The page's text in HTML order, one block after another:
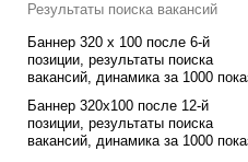
Результаты поиска вакансий
Баннер 320 x 100 после 6-й
позиции, результаты поиска
вакансий, динамика за 1000
Баннер 320x100 после 12-й
позиции, результаты поиска
вакансий, динамика за 1000